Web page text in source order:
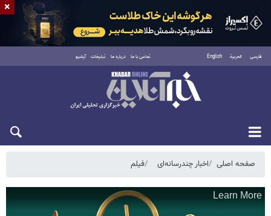
فارسی العربية English تماس با ما درباره ما تبلیغات آرشیو
پنجشنبه ۱۵ مرداد ۱۴۰۵
صفحه اصلی اخبار چندرسانه‌ای فیلم
×